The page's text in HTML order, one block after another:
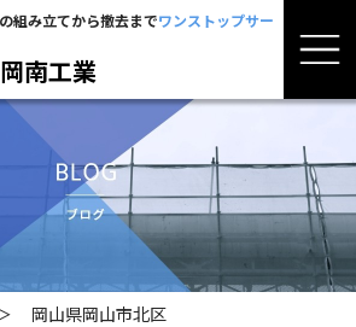
組み立てから撤去までワンストップサー
南工業
岡山県岡山市北区